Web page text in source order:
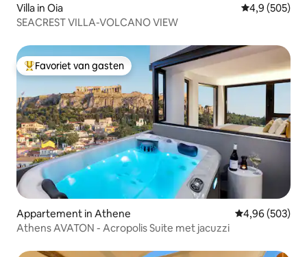
Villa in Oia Gemiddelde
4,9 (505)
SEACREST VILLA-VOLCANO VIEW
Topfavoriet van gasten
Favoriet van gasten
Appartement in Athene Gemiddelde
4,96 (503)
Athens AVATON - Acropolis Suite met jacuzzi